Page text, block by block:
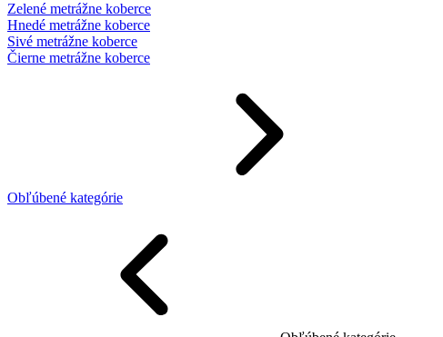
Zelené metrážne koberce
Hnedé metrážne koberce
Sivé metrážne koberce
Čierne metrážne koberce
Obľúbené kategórie